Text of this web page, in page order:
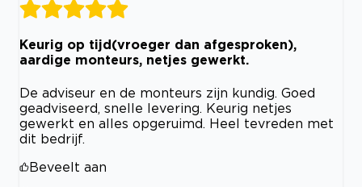
Keurig op tijd(vroeger dan afgesproken),
aardige monteurs, netjes gewerkt.
De adviseur en de monteurs zijn kundig. Goed
geadviseerd, snelle levering. Keurig netjes
gewerkt en alles opgeruimd. Heel tevreden met
dit bedrijf.
Beveelt aan